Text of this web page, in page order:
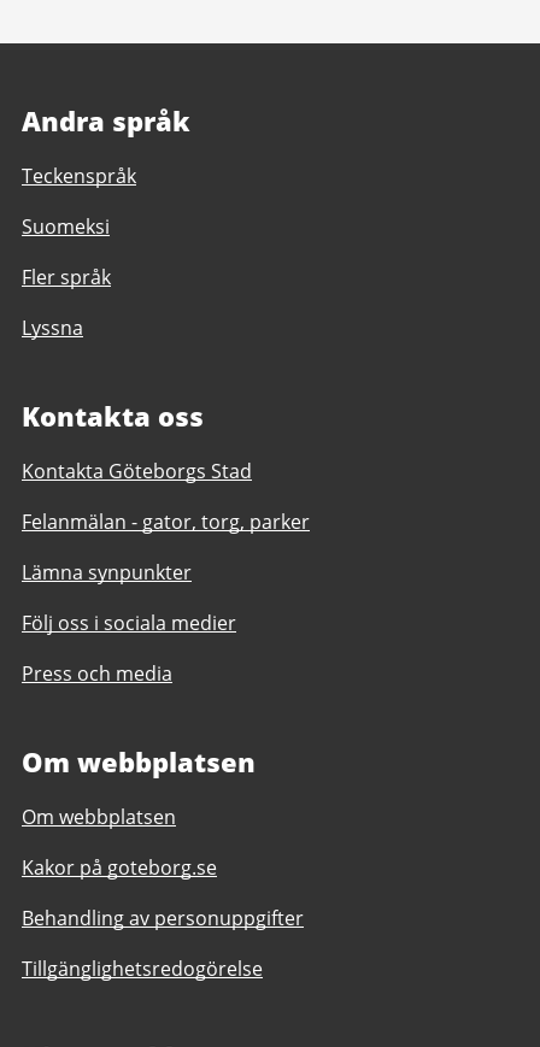
Andra språk
Teckenspråk
Suomeksi
Fler språk
Lyssna
Kontakta oss
Kontakta Göteborgs Stad
Felanmälan - gator, torg, parker
Lämna synpunkter
Följ oss i sociala medier
Press och media
Om webbplatsen
Om webbplatsen
Kakor på goteborg.se
Behandling av personuppgifter
Tillgänglighetsredogörelse